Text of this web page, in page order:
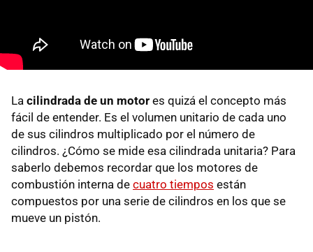
La cilindrada de un motor es quizá el concepto más
fácil de entender. Es el volumen unitario de cada uno
de sus cilindros multiplicado por el número de
cilindros. ¿Cómo se mide esa cilindrada unitaria? Para
saberlo debemos recordar que los motores de
combustión interna de cuatro tiempos están
compuestos por una serie de cilindros en los que se
mueve un pistón.